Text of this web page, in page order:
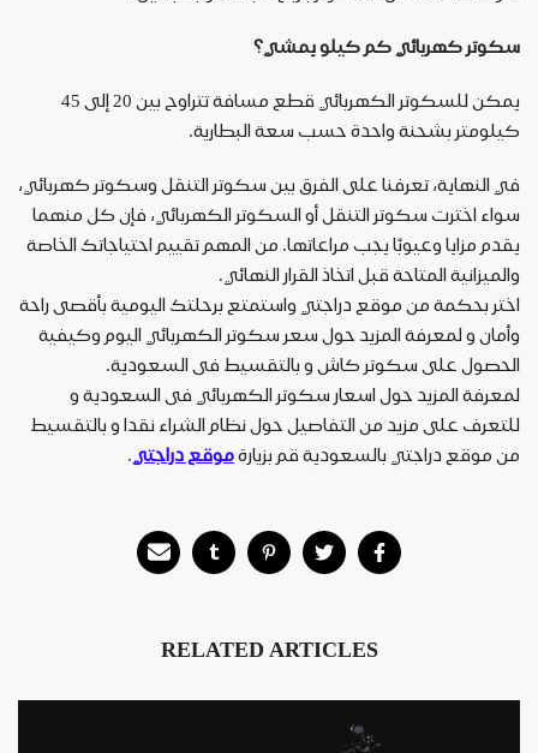
سكوتر كهربائي كم كيلو يمشي؟
يمكن للسكوتر الكهربائي قطع مسافة تتراوح بين 20 إلى 45
كيلومتر بشحنة واحدة حسب سعة البطارية.
في النهاية، تعرفنا على الفرق بين سكوتر التنقل وسكوتر كهربائي،
سواء اخترت سكوتر التنقل أو السكوتر الكهربائي، فإن كل منهما
يقدم مزايا وعيوبًا يجب مراعاتها. من المهم تقييم احتياجاتك الخاصة
والميزانية المتاحة قبل اتخاذ القرار النهائي.
اختر بحكمة من موقع دراجتي واستمتع برحلتك اليومية بأقصى راحة
وأمان و لمعرفة المزيد حول سعر سكوتر الكهربائي اليوم وكيفية
الحصول على سكوتر كاش و بالتقسيط فى السعودية.
لمعرفة المزيد حول اسعار سكوتر الكهربائي فى السعودية و
للتعرف على مزيد من التفاصيل حول نظام الشراء نقدا و بالتقسيط
من موقع دراجتي بالسعودية قم بزيارةموقع دراجتي.
RELATED ARTICLES